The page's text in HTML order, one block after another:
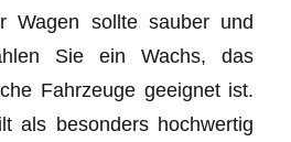
Wagen sollte sauber und
Sie ein Wachs, das
Fahrzeuge geeignet ist.
als besonders hochwertig